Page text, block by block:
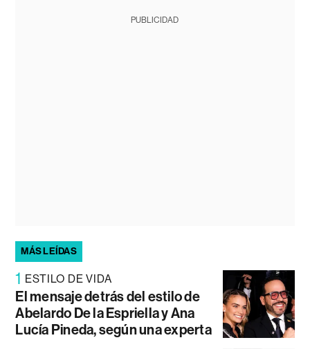
PUBLICIDAD
MÁS LEÍDAS
1 ESTILO DE VIDA
El mensaje detrás del estilo de
Abelardo De la Espriella y Ana
Lucía Pineda, según una experta